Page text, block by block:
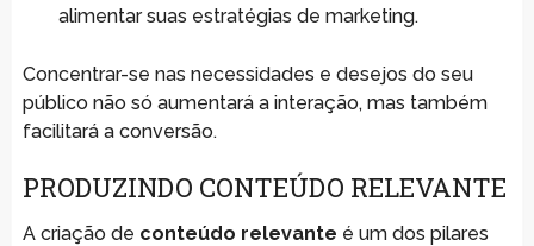
alimentar suas estratégias de marketing.
Concentrar-se nas necessidades e desejos do seu
público não só aumentará a interação, mas também
facilitará a conversão.
PRODUZINDO CONTEÚDO RELEVANTE
A criação de conteúdo relevante é um dos pilares